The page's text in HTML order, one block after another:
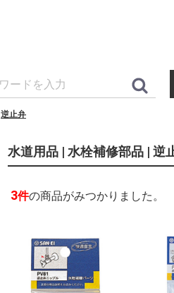
逆止弁
水道用品 | 水栓補修部品 | 逆
3件の商品がみつかりました。